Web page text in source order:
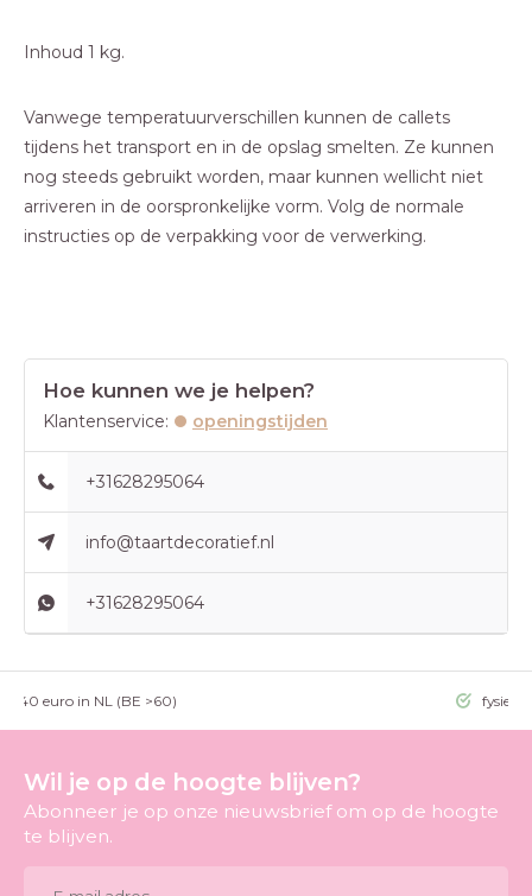
Inhoud 1 kg.
Vanwege temperatuurverschillen kunnen de callets
tijdens het transport en in de opslag smelten. Ze kunnen
nog steeds gebruikt worden, maar kunnen wellicht niet
arriveren in de oorspronkelijke vorm. Volg de normale
instructies op de verpakking voor de verwerking.
Hoe kunnen we je helpen?
Klantenservice: openingstijden
+31628295064
info@taartdecoratief.nl
+31628295064
>40 euro in NL (BE >60) fysieke
Wil je op de hoogte blijven?
Abonneer je op onze nieuwsbrief om op de hoogte
te blijven.